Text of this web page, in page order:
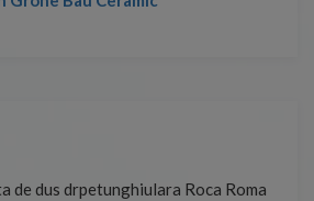
de dus drpetunghiulara Roca Roma